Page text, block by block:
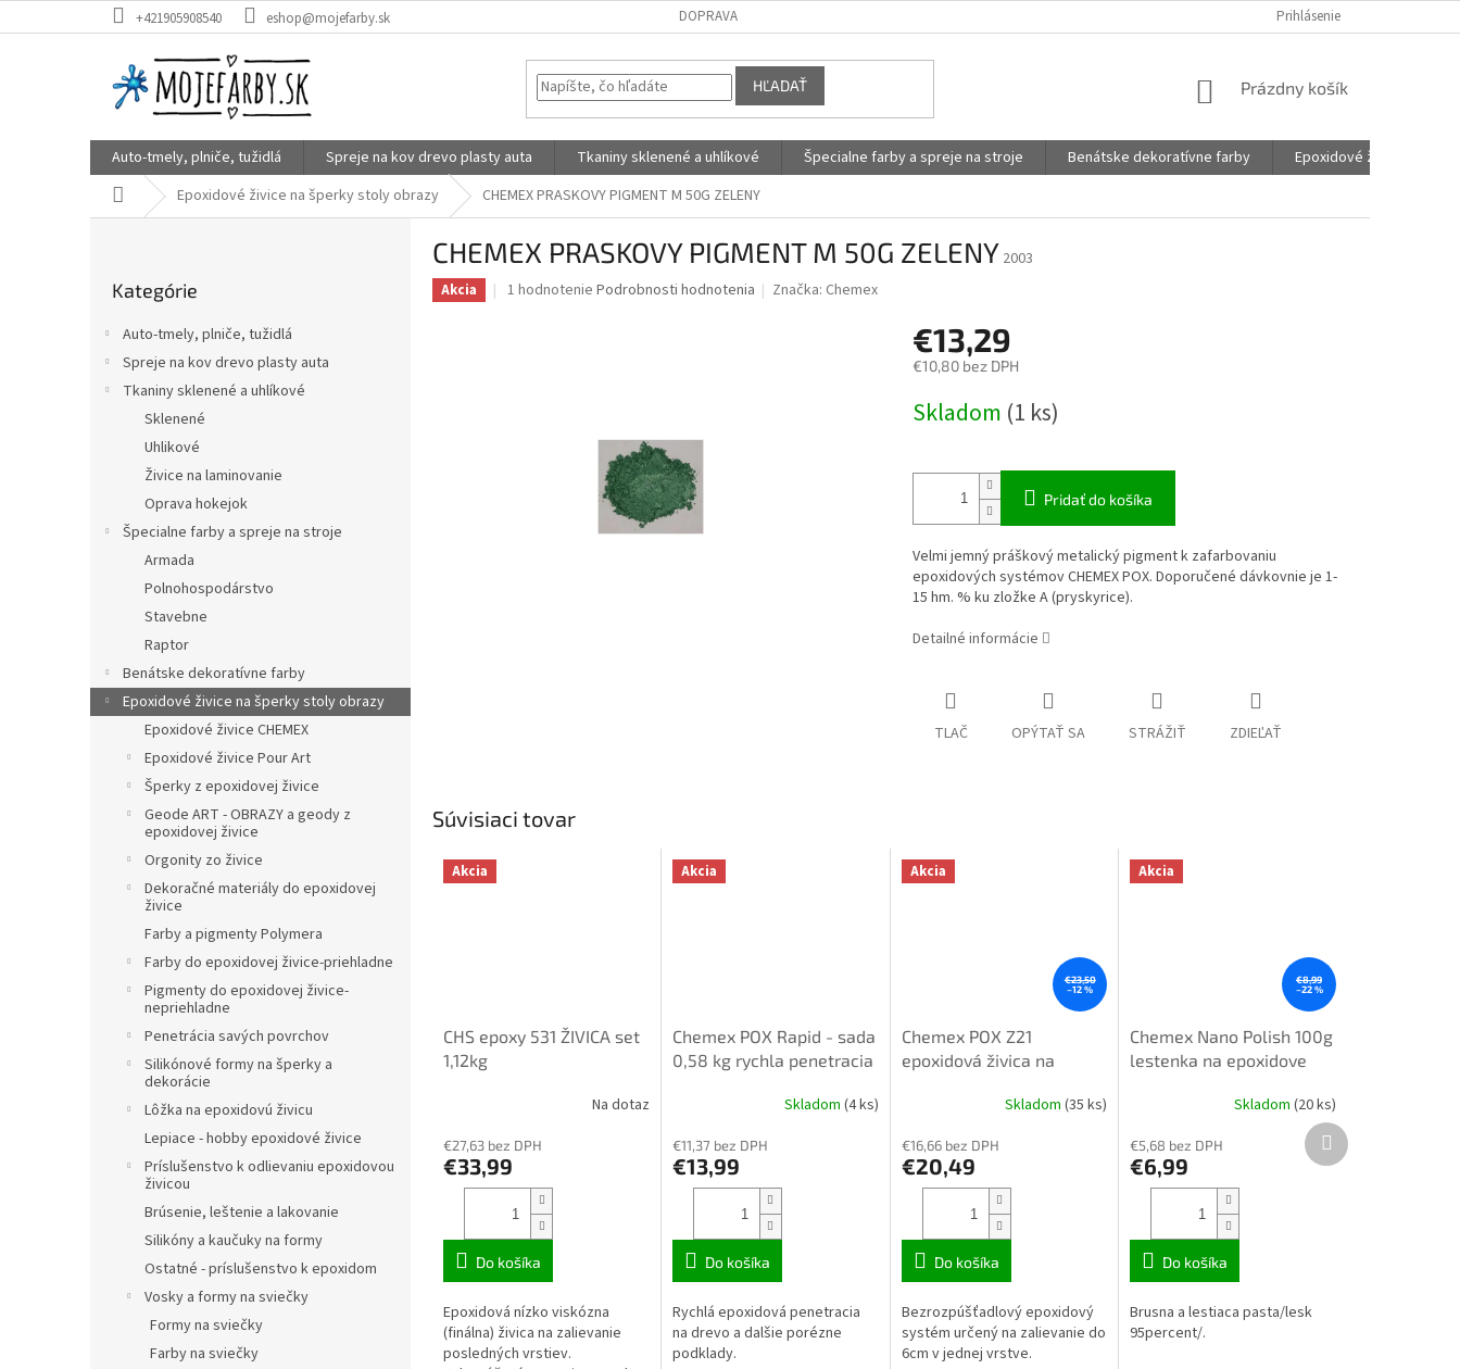
na
+421905908540 eshop@mojefarby.sk DOPRAVA Prihlásenie
HĽADAŤ
NÁKUPNÝ
Prázdny košík
Auto-tmely, plniče, tužidlá Spreje na kov drevo plasty auta Tkaniny sklenené a uhlíkové Špecialne farby a spreje na stroje Benátske dekoratívne farby
Epoxidové živice na
DomovEpoxidové živice na šperky stoly obrazy CHEMEX PRASKOVY PIGMENT M 50G ZELENY
kategórie
Kategórie
Auto-tmely, plniče, tužidlá
Spreje na kov drevo plasty auta
Tkaniny sklenené a uhlíkové
Sklenené
Uhlikové
Živice na laminovanie
Oprava hokejok
Špecialne farby a spreje na stroje
Armada
Polnohospodárstvo
Stavebne
Raptor
Benátske dekoratívne farby
Epoxidové živice na šperky stoly obrazy
Epoxidové živice CHEMEX
Epoxidové živice Pour Art
Šperky z epoxidovej živice
Geode ART - OBRAZY a geody z
epoxidovej živice
Orgonity zo živice
Dekoračné materiály do epoxidovej
živice
Farby a pigmenty Polymera
Farby do epoxidovej živice-priehladne
Pigmenty do epoxidovej živice-
nepriehladne
Penetrácia savých povrchov
Silikónové formy na šperky a
dekorácie
Lôžka na epoxidovú živicu
Lepiace - hobby epoxidové živice
Príslušenstvo k odlievaniu epoxidovou
živicou
Brúsenie, leštenie a lakovanie
Silikóny a kaučuky na formy
Ostatné - príslušenstvo k epoxidom
Vosky a formy na sviečky
Formy na sviečky
Farby na sviečky
CHEMEX PRASKOVY PIGMENT M 50G ZELENY 2003
Akcia
Priemerné
1 hodnotenie Podrobnosti hodnotenia Značka: Chemex
€13,29
€10,80 bez DPH
cena:
Skladom (1 ks)
Pridať do košíka
Velmi jemný práškový metalický pigment k zafarbovaniu
epoxidových systémov CHEMEX POX. Doporučené dávkovnie je 1-
15 hm. % ku zložke A (pryskyrice).
Detailné informácie
TLAČ OPÝTAŤ SA STRÁŽIŤ ZDIEĽAŤ
Súvisiaci tovar
Akcia
CHS epoxy 531 ŽIVICA set
1,12kg
Na dotaz
€27,63 bez DPH
€33,99
Do košíka
Epoxidová nízko viskózna
(finálna) živica na zalievanie
posledných vrstiev.
Akcia
Chemex POX Rapid - sada
0,58 kg rychla penetracia
produktu
je
hviezdičiek.
Skladom (4 ks)
€11,37 bez DPH
€13,99
Do košíka
Rychlá epoxidová penetracia
na drevo a dalšie porézne
podklady.
Akcia
€23,50
–12 %
Chemex POX Z21
epoxidová živica na
produktu
je
hviezdičiek.
Skladom(35 ks)
€16,66 bez DPH
€20,49
Do košíka
Bezrozpúšťadlový epoxidový
systém určený na zalievanie do
6cm v jednej vrstve.
Akcia
€8,99
–22 %
Chemex Nano Polish 100g
lestenka na epoxidove
produktu
je
hviezdičiek.
Skladom(20 ks)
€5,68 bez DPH
€6,99
Do košíka
Brusna a lestiaca pasta/lesk
95percent/.
Ďalší
produkt